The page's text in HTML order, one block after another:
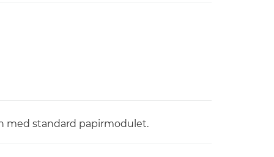
med standard papirmodulet.